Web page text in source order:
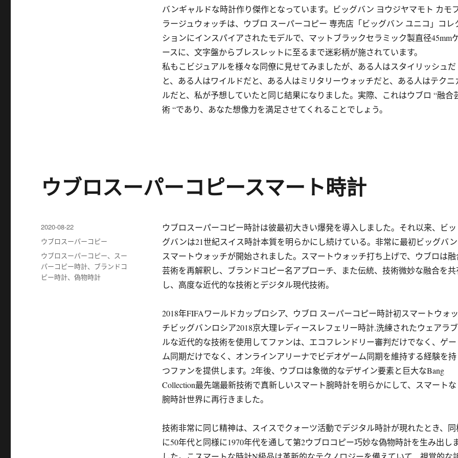
バンギャルドな時計作り傑作となっています。ビッグバン ヨウジヤマモト カモ
ラージュウォッチは、ウブロ スーパーコピー 専売店「ビッグバン ユニコ」コレ
ションにインスパイアされたモデルで、マットブラックセラミック製直径45mm
ースに、文字盤からブレスレットに至るまで迷彩柄が施されています。
私もこビジュアルを様々な同僚に見せてみましたが、ある人はスタイリッシュだ
と、ある人はワイルドだと、ある人はミリタリーウォッチだと、ある人はテクニ
ルだと、私が予想していたと同じ結果になりました。実際、これはウブロ “融合
術 “であり、あなた想像力を満足させてくれることでしょう。
ウブロスーパーコピースマート時計
ウブロスーパーコピー時計は彼最初大きい爆発を導入しました。それ以来、ビッ
グバンは21世紀スイス時計本質を明らかにし続けている。非常に最初ビッグバン
スマートウォッチが開始されました。スマートウォッチ打ち上げで、ウブロは融
芸術を再解釈し、ブランドコピー名アプローチ、また伝統、技術微妙な融合を共
し、高度な近代的な技術とデジタル現代技術。
2018年FIFAワールドカップロシア、ウブロ スーパーコピー時計初スマートウォッ
チビッグバンロシア2018京大理レディースレフェリー時計.洗練されたウェアラブ
ルな近代的な技術を使用してファンは、エコフレンドリー審判だけでなく、ゲー
ム同期だけでなく、オンラインアリーナでビデオゲーム同期を維持する経験を持
つファンを提供します。2年後、ウブロは象徴的なデザイン要素と巨大なBang
Collection最先端最新技術で真新しいスマート腕時計を明らかにして、スマートな
腕時計世界に再行きました。
技術非常に同じ精神は、スイスでクォーツ活動でデジタル時計が現れたとき、同
に50年代と同様に1970年代を通して第2ウブロコピー巧妙な偽物時計を生み出し
发
布
于
2020-08-22
分
类
ウブロスーパーコピー
标
签
ウブロスーパーコピー、 スー
パーコピー時計、 ブランドコ
ピー時計、偽物時計